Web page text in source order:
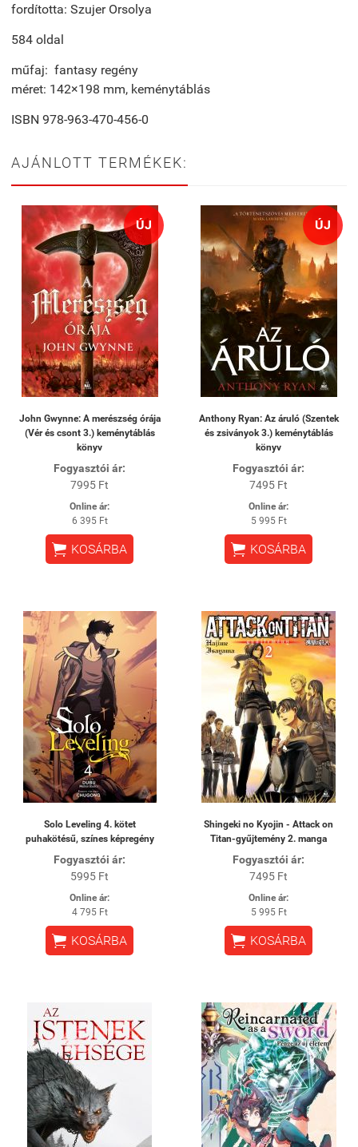
fordította: Szujer Orsolya
584 oldal
műfaj: fantasy regény
méret: 142×198 mm, keménytáblás
ISBN 978-963-470-456-0
AJÁNLOTT TERMÉKEK:
ÚJ
John Gwynne: A merészség órája
(Vér és csont 3.) keménytáblás
könyv
Fogyasztói ár:
7995 Ft
Online ár:
6 395 Ft
 KOSÁRBA
ÚJ
Anthony Ryan: Az áruló (Szentek
és zsiványok 3.) keménytáblás
könyv
Fogyasztói ár:
7495 Ft
Online ár:
5 995 Ft
 KOSÁRBA
Solo Leveling 4. kötet
puhakötésű, színes képregény
Fogyasztói ár:
5995 Ft
Online ár:
4 795 Ft
 KOSÁRBA
Shingeki no Kyojin - Attack on
Titan-gyűjtemény 2. manga
Fogyasztói ár:
7495 Ft
Online ár:
5 995 Ft
 KOSÁRBA